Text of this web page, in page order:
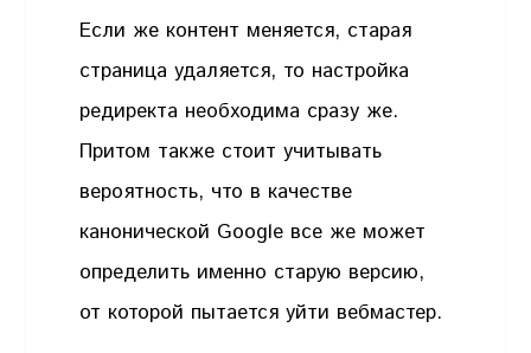
Если же контент меняется, старая
страница удаляется, то настройка
редиректа необходима сразу же.
Притом также стоит учитывать
вероятность, что в качестве
канонической Google все же может
определить именно старую версию,
от которой пытается уйти вебмастер.